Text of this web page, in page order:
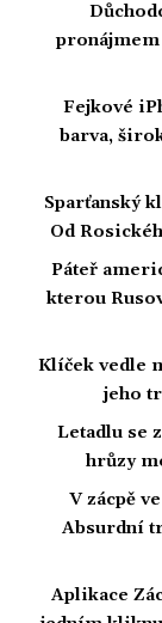
Fejkové
barva,
Sparťanský
Od
Páteř
kterou
Klíček vedle
jeho
Letadlu se
hrůzy
V zácpě
Absurdní
Aplikace